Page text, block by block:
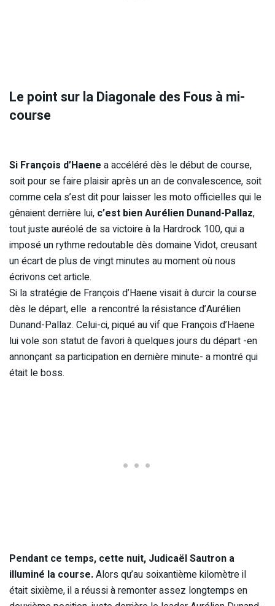
Le point sur la Diagonale des Fous à mi-
course
Si François d’Haene a accéléré dès le début de course,
soit pour se faire plaisir après un an de convalescence, soit
comme cela s’est dit pour laisser les moto officielles qui le
gênaient derrière lui, c’est bien Aurélien Dunand-Pallaz,
tout juste auréolé de sa victoire à la Hardrock 100, qui a
imposé un rythme redoutable dès domaine Vidot, creusant
un écart de plus de vingt minutes au moment où nous
écrivons cet article.
Si la stratégie de François d’Haene visait à durcir la course
dès le départ, elle a rencontré la résistance d’Aurélien
Dunand-Pallaz. Celui-ci, piqué au vif que François d’Haene
lui vole son statut de favori à quelques jours du départ -en
annonçant sa participation en dernière minute- a montré qui
était le boss.
Pendant ce temps, cette nuit, Judicaël Sautron a
illuminé la course.Alors qu’au soixantième kilomètre il
était sixième, il a réussi à remonter assez longtemps en